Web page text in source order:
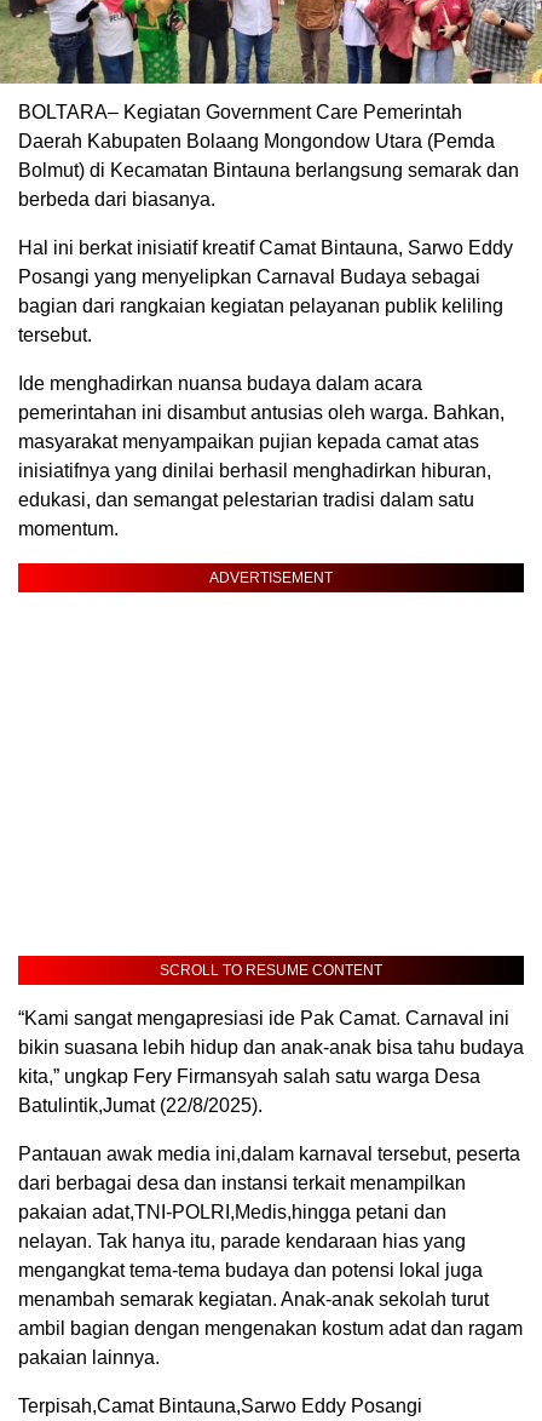
BOLTARA– Kegiatan Government Care Pemerintah
Daerah Kabupaten Bolaang Mongondow Utara (Pemda
Bolmut) di Kecamatan Bintauna berlangsung semarak dan
berbeda dari biasanya.
Hal ini berkat inisiatif kreatif Camat Bintauna, Sarwo Eddy
Posangi yang menyelipkan Carnaval Budaya sebagai
bagian dari rangkaian kegiatan pelayanan publik keliling
tersebut.
Ide menghadirkan nuansa budaya dalam acara
pemerintahan ini disambut antusias oleh warga. Bahkan,
masyarakat menyampaikan pujian kepada camat atas
inisiatifnya yang dinilai berhasil menghadirkan hiburan,
edukasi, dan semangat pelestarian tradisi dalam satu
momentum.
ADVERTISEMENT
SCROLL TO RESUME CONTENT
“Kami sangat mengapresiasi ide Pak Camat. Carnaval ini
bikin suasana lebih hidup dan anak-anak bisa tahu budaya
kita,” ungkap Fery Firmansyah salah satu warga Desa
Batulintik,Jumat (22/8/2025).
Pantauan awak media ini,dalam karnaval tersebut, peserta
dari berbagai desa dan instansi terkait menampilkan
pakaian adat,TNI-POLRI,Medis,hingga petani dan
nelayan. Tak hanya itu, parade kendaraan hias yang
mengangkat tema-tema budaya dan potensi lokal juga
menambah semarak kegiatan. Anak-anak sekolah turut
ambil bagian dengan mengenakan kostum adat dan ragam
pakaian lainnya.
Terpisah,Camat Bintauna,Sarwo Eddy Posangi